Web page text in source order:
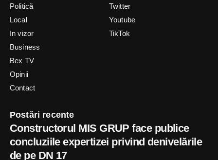
Politică
Local
In vizor
Business
Bex TV
Opinii
Contact
Twitter
Youtube
TikTok
Postări recente
Constructorul MIS GRUP face publice
concluziile expertizei privind denivelările
de pe DN 17